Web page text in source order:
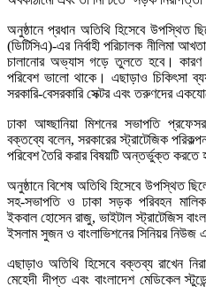
অনুষ্ঠানে প্রধান অতিথি হিসেবে উপস্থিত
(ডিটিসিএ)-এর নির্বাহী পরিচালক নীলিমা
চালানোর অভ্যাস গড়ে তুলতে হবে। কারণ
পরিবেশ ভালো থাকে। এছাড়াও চিকিৎসা
সরকারি-বেসরকারি সেক্টর এবং তরুণদের
ঢাকা আহ্ছানিয়া মিশনের সভাপতি
বক্তব্যে বলেন, সরকারের স্ট্রাটেজিক
পরিবেশ তৈরি করার বিষয়টি অন্তর্ভুক্ত করতে
অনুষ্ঠানে বিশেষ অতিথি হিসেবে উপস্থিত
সহ-সভাপতি ও ঢাকা সড়ক পরিবহন
ইকবাল হোসেন রাজু, ভাইটাল স্ট্রাটেজিস
ইসলাম সুজন ও বাংলাভিশনের সিনিয়র
এছাড়াও অতিথি হিসেবে বক্তব্য রাখেন
মেহেদী দীপ্ত এবং বাংলাদেশ মেডিকেল